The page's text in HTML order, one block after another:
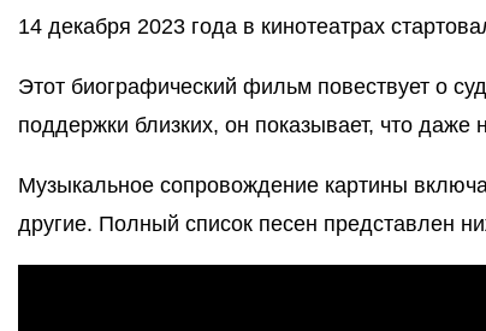
14 декабря 2023 года в кинотеатрах
Этот биографический фильм повествует о
поддержки близких, он показывает, что
Музыкальное сопровождение картины
другие. Полный список песен представлен